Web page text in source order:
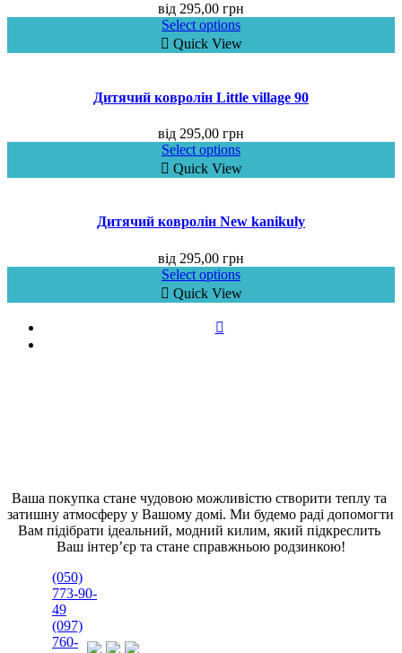
від 295,00 грн
Select options
Quick View
Дитячий ковролін Little village 90
від 295,00 грн
Select options
Quick View
Дитячий ковролін New kanikuly
від 295,00 грн
Select options
Quick View
Ваша покупка стане чудовою можливістю створити теплу та
затишну атмосферу у Вашому домі. Ми будемо раді допомогти
Вам підібрати ідеальний, модний килим, який підкреслить
Ваш інтер’єр та стане справжньою родзинкою!
(050)
773-90-
49
(097)
760-